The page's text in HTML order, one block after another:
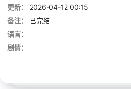
更新：
2026-04-12 00:15
备注：
已完结
语言：
剧情：